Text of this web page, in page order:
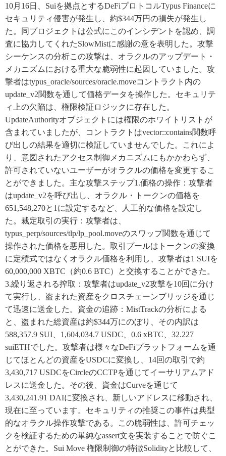
10月16日、Suiを拠点とするDeFiプロトコルTypus Financeに
セキュリティ侵害が発生し、約$344万円の損失が発生し
た。同プロジェクトは公式にこのインシデントを認め、調
査に協力してくれたSlowMistに感謝の意を表明した。攻撃
シーケンスの分析この攻撃は、オラクルのアップデート・
メカニズムにおける重大な脆弱性に起因していました。攻
撃者はtypus_oracle/sources/oracle.moveコントラクト内の
update_v2関数を通して価格データを操作した。セキュリテ
ィ上の欠陥は、権限検証ロジックに存在した。
UpdateAuthorityオブジェクトには権限のホワイトリストが
含まれていましたが、コントラクトはvector::contains関数呼
び出しの結果を適切に検証していませんでした。これによ
り、意図されたアクセス制御メカニズムにもかかわらず、
許可されていないユーザーがオラクルの価格を変更するこ
とができました。主な攻撃ステップ1.価格の操作：攻撃者
はupdate_v2を呼び出し、オラクル・トークンの価格を
651,548,270と1に設定するなど、人工的な価格を設定し
た。裁定取引の実行：攻撃者は、
typus_perp/sources/tlp/lp_pool.moveのスワップ関数を通じて
操作された価格を悪用した。取引プールはトークンの変換
に定積式ではなくオラクル価格を利用し、攻撃者は1 SUIを
60,000,000 XBTC（約0.6 BTC）と交換することができた。
3.繰り返される搾取：攻撃者はupdate_v2攻撃を10回に分け
て実行し、盗まれた資産をクロスチェーンブリッジを通じ
て迅速に送金した。資金の追跡：MistTrackの分析による
と、盗まれた総資産は約$344万にのぼり、その内訳は
588,357.9 SUI、1,604,034.7 USDC、0.6 xBTC、32.227
suiETHでした。攻撃者は様々なDeFiプラットフォームを通
じてほとんどの資産をUSDCに変換し、14回の取引で約
3,430,717 USDCをCircleのCCTPを通じてイーサリアムアド
レスに送金した。その後、資金はCurveを通じて
3,430,241.91 DAIに変換され、新しいアドレスに移動され、
現在に至っています。セキュリティの推奨この事件は典型
的なオラクル操作攻撃である。この脆弱性は、許可チェッ
クを検証するための単純なassert文を実装することで防ぐこ
とができた。Sui Move 権限制御の特徴Solidityと比較して、